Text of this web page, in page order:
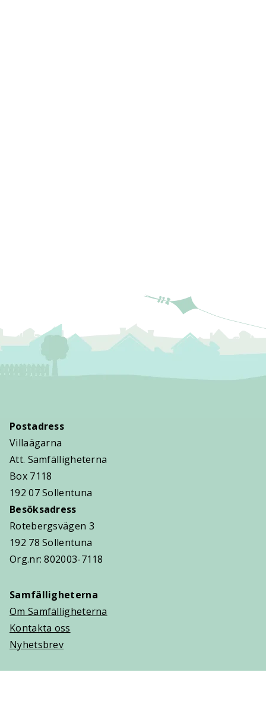
Postadress
Villaägarna
Att. Samfälligheterna
Box 7118
192 07 Sollentuna
Besöksadress
Rotebergsvägen 3
192 78 Sollentuna
Org.nr: 802003-7118
Samfälligheterna
Om Samfälligheterna
Kontakta oss
Nyhetsbrev